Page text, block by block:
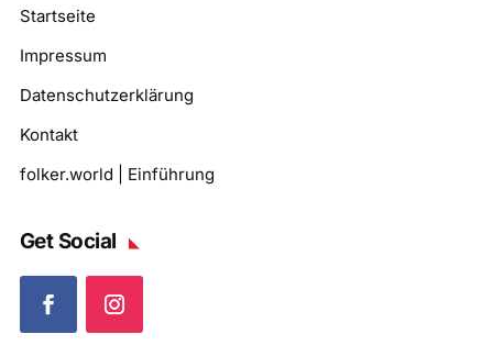
Startseite
Impressum
Datenschutzerklärung
Kontakt
folker.world | Einführung
Get Social